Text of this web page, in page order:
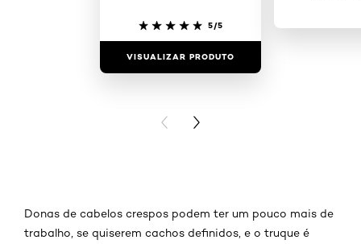
5/5
VISUALIZAR PRODUTO
PREVIOUS CARD
NEXT CARD
Donas de cabelos crespos podem ter um pouco mais de
trabalho, se quiserem cachos definidos, e o truque é